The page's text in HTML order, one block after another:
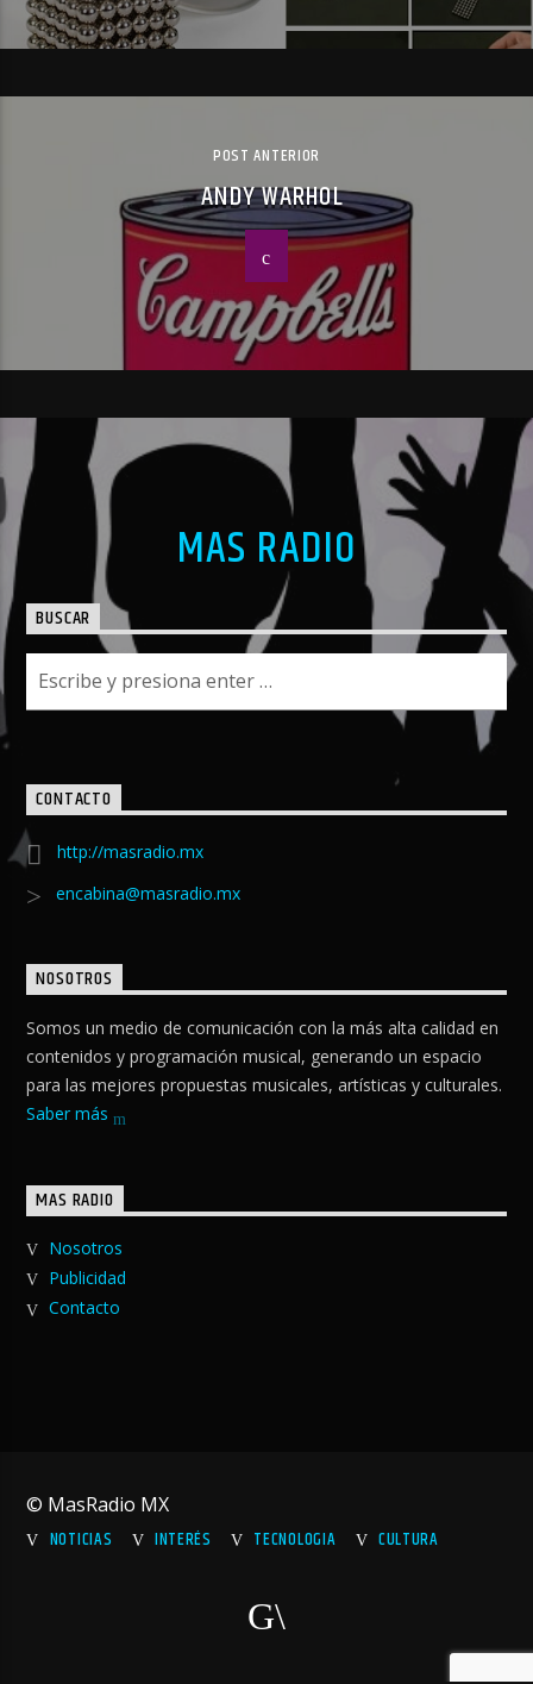
POST ANTERIOR
ANDY WARHOL
MAS RADIO
BUSCAR
CONTACTO
http://masradio.mx
encabina@masradio.mx
NOSOTROS
Somos un medio de comunicación con la más alta calidad en
contenidos y programación musical, generando un espacio
para las mejores propuestas musicales, artísticas y culturales.
Saber más
MAS RADIO
Nosotros
Publicidad
Contacto
© MasRadio MX
NOTICIAS
INTERÉS TECNOLOGIA CULTURA